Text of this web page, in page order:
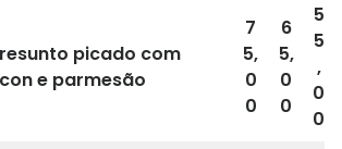
picado com
e parmesão
7
5,
0
0
6
5,
0
0
5
5
,
0
0